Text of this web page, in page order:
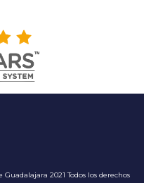
2021 Todos los derechos